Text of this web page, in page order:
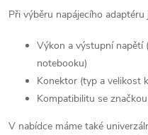
Při výběru napájecího
Výkon a výstupní napětí
notebooku)
Konektor (typ a velikost
Kompatibilitu se
V nabídce máme také